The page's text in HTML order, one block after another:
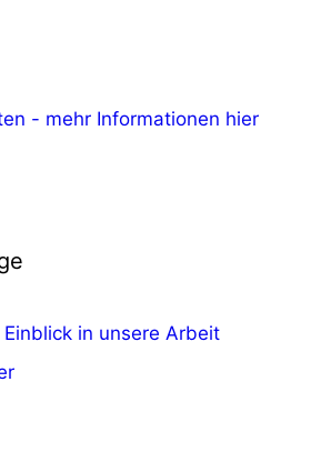
in unsere Arbeit